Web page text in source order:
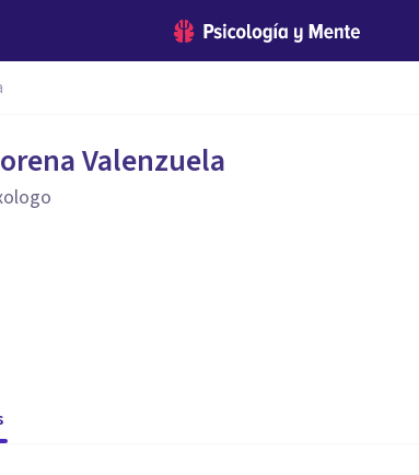
Valenzuela